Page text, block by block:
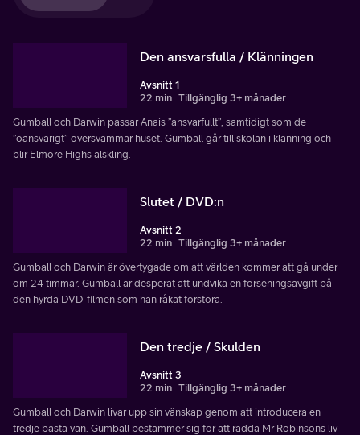
Den ansvarsfulla / Klänningen
Avsnitt 1
22 min Tillgänglig 3+ månader
Gumball och Darwin passar Anais ”ansvarfullt”, samtidigt som de
”oansvarigt” översvämmar huset. Gumball går till skolan i klänning och
blir Elmore Highs älskling.
Slutet / DVD:n
Avsnitt 2
22 min Tillgänglig 3+ månader
Gumball och Darwin är övertygade om att världen kommer att gå under
om 24 timmar. Gumball är desperat att undvika en förseningsavgift på
den hyrda DVD-filmen som han råkat förstöra.
Den tredje / Skulden
Avsnitt 3
22 min Tillgänglig 3+ månader
Gumball och Darwin livar upp sin vänskap genom att introducera en
tredje bästa vän. Gumball bestämmer sig för att rädda Mr Robinsons liv